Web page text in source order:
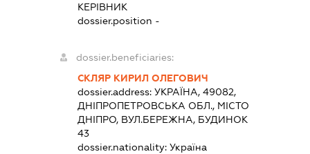
КЕРІВНИК
dossier.position -
dossier.beneficiaries:
СКЛЯР КИРИЛ ОЛЕГОВИЧ
dossier.address: УКРАЇНА, 49082,
ДНІПРОПЕТРОВСЬКА ОБЛ., МІСТО
ДНІПРО, ВУЛ.БЕРЕЖНА, БУДИНОК
43
dossier.nationality: Україна